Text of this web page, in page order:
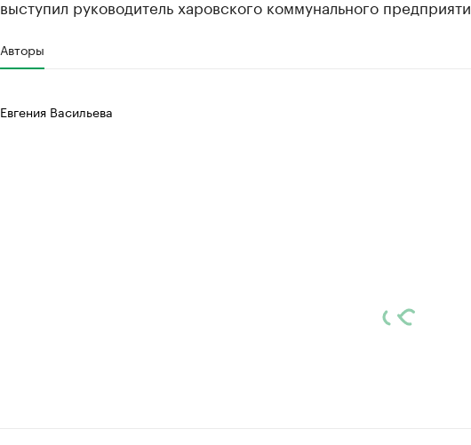
выступил руководитель харовского коммунального
Авторы
Евгения Васильева